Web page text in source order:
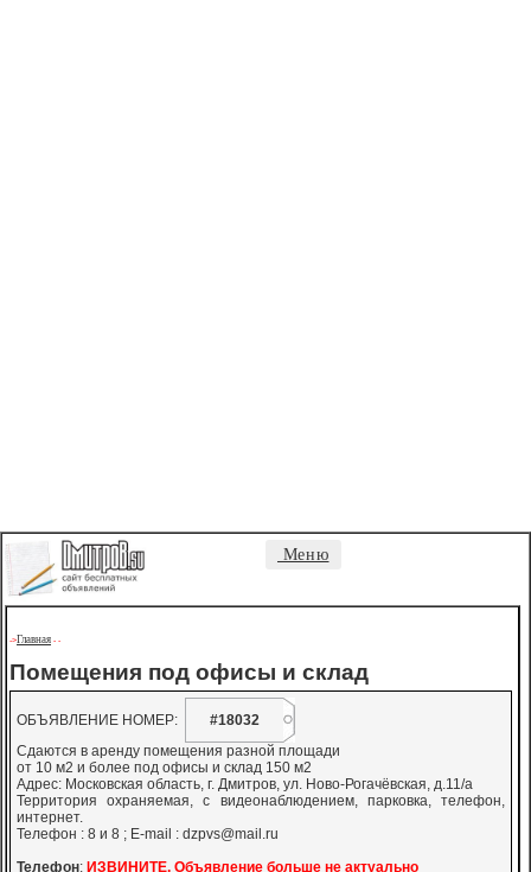
Меню
->Главная - -
Помещения под офисы и склад
ОБЪЯВЛЕНИЕ НОМЕР:
#18032
Сдаются в аренду помещения разной площади
от 10 м2 и более под офисы и склад 150 м2
Адрес: Московская область, г. Дмитров, ул. Ново-Рогачёвская, д.11/а
Территория охраняемая, с видеонаблюдением, парковка, телефон,
интернет.
Телефон : 8 и 8 ; Е-mail : dzpvs@mail.ru
Телефон: ИЗВИНИТЕ, Объявление больше не актуально